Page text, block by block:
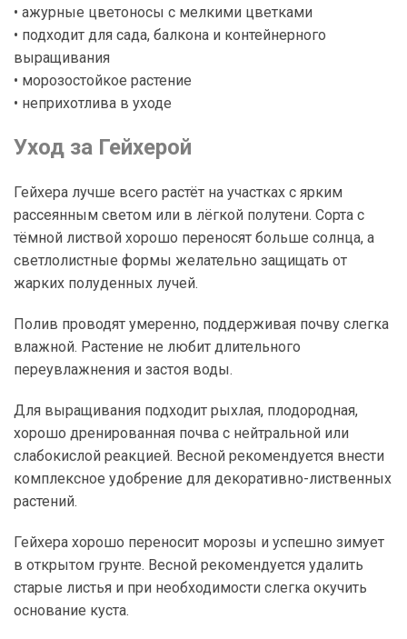
• ажурные цветоносы с мелкими цветками
• подходит для сада, балкона и контейнерного
выращивания
• морозостойкое растение
• неприхотлива в уходе
Уход за Гейхерой
Гейхера лучше всего растёт на участках с ярким
рассеянным светом или в лёгкой полутени. Сорта с
тёмной листвой хорошо переносят больше солнца, а
светлолистные формы желательно защищать от
жарких полуденных лучей.
Полив проводят умеренно, поддерживая почву слегка
влажной. Растение не любит длительного
переувлажнения и застоя воды.
Для выращивания подходит рыхлая, плодородная,
хорошо дренированная почва с нейтральной или
слабокислой реакцией. Весной рекомендуется внести
комплексное удобрение для декоративно-лиственных
растений.
Гейхера хорошо переносит морозы и успешно зимует
в открытом грунте. Весной рекомендуется удалить
старые листья и при необходимости слегка окучить
основание куста.